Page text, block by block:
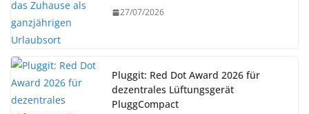
27/07/2026
Pluggit: Red Dot Award 2026 für
dezentrales Lüftungsgerät
PluggCompact